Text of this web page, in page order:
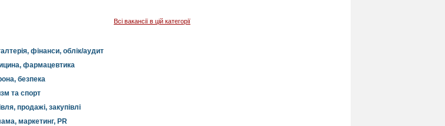
Всі вакансії в цій категорії
фінанси, облік/аудит
фармацевтика
безпека
та спорт
продажі, закупівлі
маркетинг, PR